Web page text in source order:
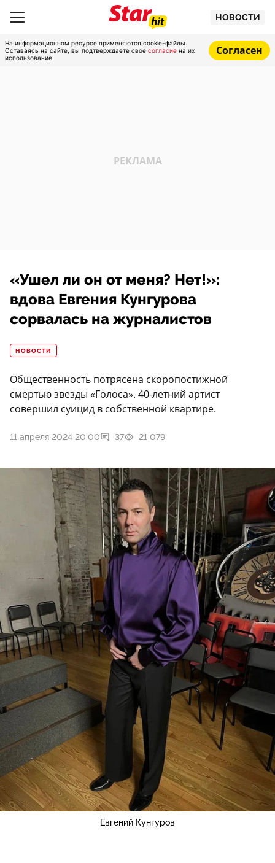
НОВОСТИ
На информационном ресурсе применяются cookie-файлы.
Оставаясь на сайте, вы подтверждаете свое согласие на их
использование.
Согласен
«Ушел ли он от меня? Нет!»:
вдова Евгения Кунгурова
сорвалась на журналистов
НОВОСТИ
Общественность потрясена скоропостижной
смертью звезды «Голоса». 40-летний артист
совершил суицид в собственной квартире.
11 апреля 2024 20:00 37 21 079
Евгений Кунгуров